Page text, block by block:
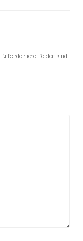
Erforderliche Felder sind